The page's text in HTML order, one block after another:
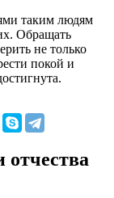
таким людям
Обращать
не только
покой и